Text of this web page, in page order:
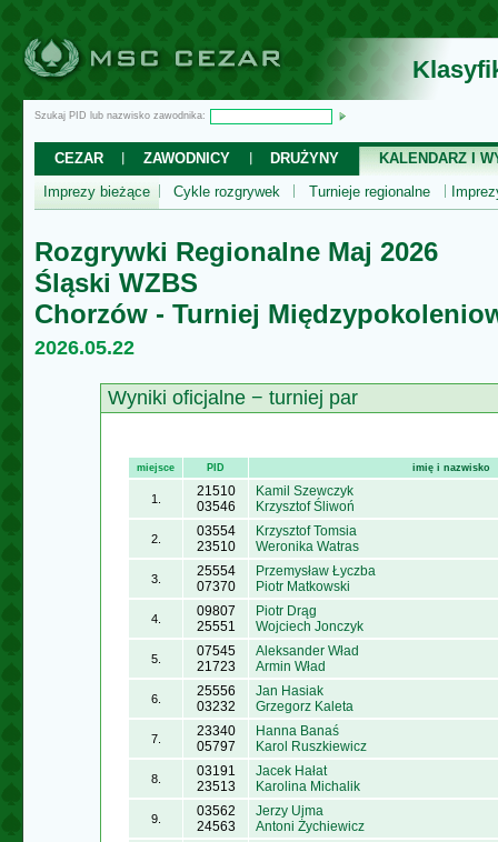
Szukaj PID lub nazwisko zawodnika:
CEZAR ZAWODNICY DRUŻYNY
KALENDARZ I
Imprezy bieżące
Cykle rozgrywek Turnieje regionalne
Rozgrywki Regionalne Maj 2026
Śląski WZBS
Chorzów - Turniej
2026.05.22
Wyniki oficjalne − turniej par
miejsce PID imię i nazwisko
1.
21510
03546
Kamil Szewczyk
Krzysztof Śliwoń
2.
03554
23510
Krzysztof Tomsia
Weronika Watras
3.
25554
07370
Przemysław Łyczba
Piotr Matkowski
4.
09807
25551
Piotr Drąg
Wojciech Jonczyk
5.
07545
21723
Aleksander Wład
Armin Wład
6.
25556
03232
Jan Hasiak
Grzegorz Kaleta
7.
23340
05797
Hanna Banaś
Karol Ruszkiewicz
8.
03191
23513
Jacek Hałat
Karolina Michalik
9.
03562
24563
Jerzy Ujma
Antoni Żychiewicz